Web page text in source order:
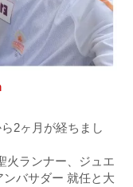
2ヶ月が経ちまし
火ランナー、ジュエ
バサダー 就任と大